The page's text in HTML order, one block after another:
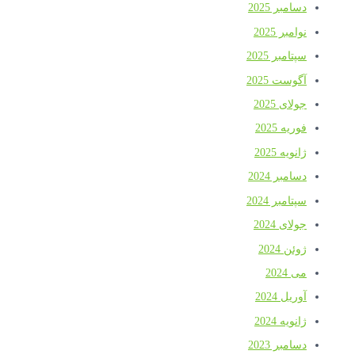
دسامبر 2025
نوامبر 2025
سپتامبر 2025
آگوست 2025
جولای 2025
فوریه 2025
ژانویه 2025
دسامبر 2024
سپتامبر 2024
جولای 2024
ژوئن 2024
می 2024
آوریل 2024
ژانویه 2024
دسامبر 2023